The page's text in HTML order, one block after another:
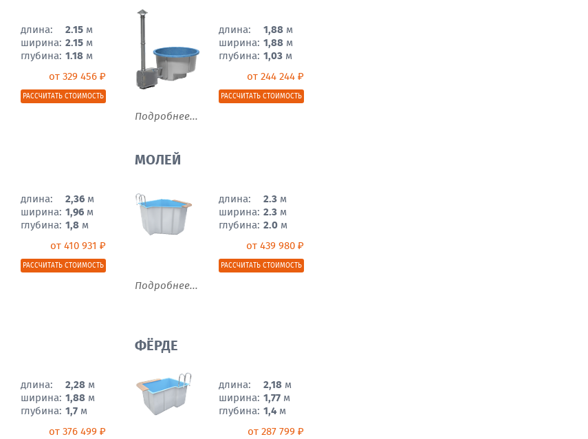
длина: 2.15 м
ширина: 2.15 м
глубина: 1.18 м
от 329 456 ₽
РАССЧИТАТЬ СТОИМОСТЬ
Подробнее...
длина: 1,88 м
ширина: 1,88 м
глубина: 1,03 м
от 244 244 ₽
РАССЧИТАТЬ СТОИМОСТЬ
длина: 2,36 м
ширина: 1,96 м
глубина: 1,8 м
от 410 931 ₽
РАССЧИТАТЬ СТОИМОСТЬ
МОЛЕЙ
Подробнее...
длина: 2.3 м
ширина: 2.3 м
глубина: 2.0 м
от 439 980 ₽
РАССЧИТАТЬ СТОИМОСТЬ
длина: 2,28 м
ширина: 1,88 м
глубина: 1,7 м
от 376 499 ₽
ФЁРДЕ
длина: 2,18 м
ширина: 1,77 м
глубина: 1,4 м
от 287 799 ₽